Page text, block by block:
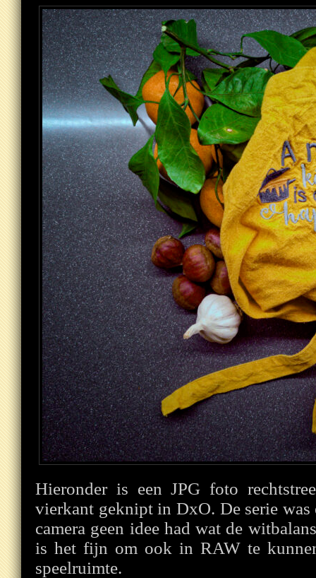
Hieronder is een JPG foto
vierkant geknipt in DxO. De serie was
camera geen idee had wat de
is het fijn om ook in RAW te
speelruimte.